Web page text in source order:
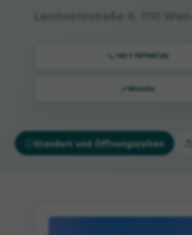
+43 1 76756720
Website
Standort und Öffnungszeiten